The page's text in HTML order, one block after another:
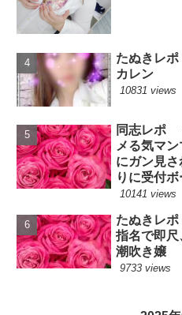
たぬきレ
カレン
10831 views
同志レポ
メる気マ
にガン見
りに受付
(7/10現役嬢)
10141 views
たぬきレ
指名で即
潮吹き嬢
9733 views